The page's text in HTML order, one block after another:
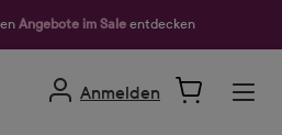
Angebote im Sale entdecken
Anmelden